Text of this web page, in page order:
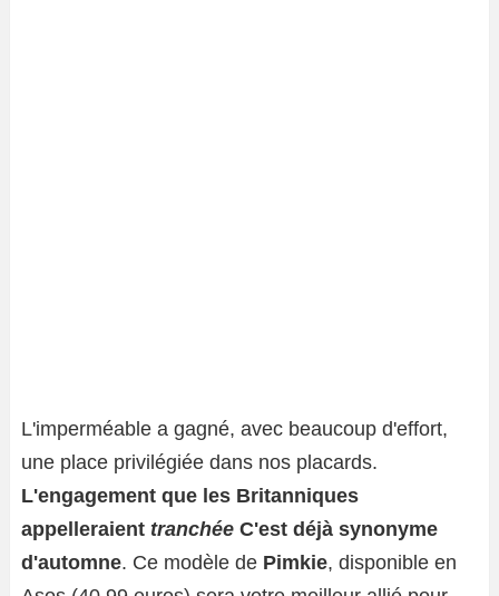
L'imperméable a gagné, avec beaucoup d'effort,
une place privilégiée dans nos placards.
L'engagement que les Britanniques
appelleraient tranchée C'est déjà synonyme
d'automne. Ce modèle de Pimkie, disponible en